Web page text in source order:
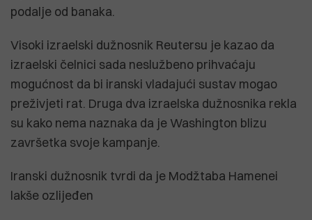
podalje od banaka.
Visoki izraelski dužnosnik Reutersu je kazao da
izraelski čelnici sada neslužbeno prihvaćaju
mogućnost da bi iranski vladajući sustav mogao
preživjeti rat. Druga dva izraelska dužnosnika rekla
su kako nema naznaka da je Washington blizu
završetka svoje kampanje.
Iranski dužnosnik tvrdi da je Modžtaba Hamenei
lakše ozlijeđen